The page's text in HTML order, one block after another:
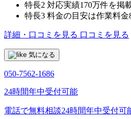
特長2 対応実績170万件を掲
特長3 料金の目安は作業料金
詳細・口コミを見る 口コミを見る
気になる
050-7562-1686
24時間年中受付可能
電話で無料相談24時間年中受付可